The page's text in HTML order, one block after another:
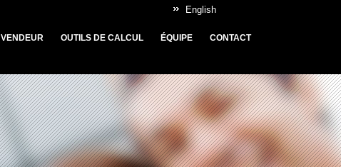
English
VENDEUR OUTILS DE CALCUL ÉQUIPE CONTACT